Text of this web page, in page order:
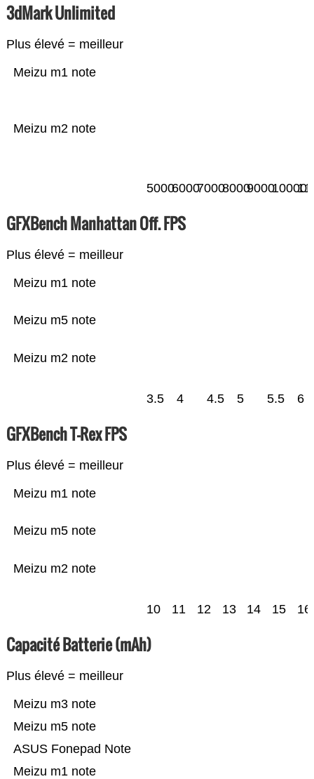
3dMark Unlimited
Plus élevé = meilleur
Meizu m2 note
Meizu m1 note
5000600070008000900010000
GFXBench Manhattan Off. FPS
Plus élevé = meilleur
Meizu m2 note
Meizu m5 note
Meizu m1 note
3.5 4 4.5 5 5.5 6
GFXBench T-Rex FPS
Plus élevé = meilleur
Meizu m2 note
Meizu m5 note
Meizu m1 note
10 11 12 13 14 15 16
Capacité Batterie (mAh)
Plus élevé = meilleur
Meizu m1 note
ASUS Fonepad Note
Meizu m5 note
Meizu m3 note